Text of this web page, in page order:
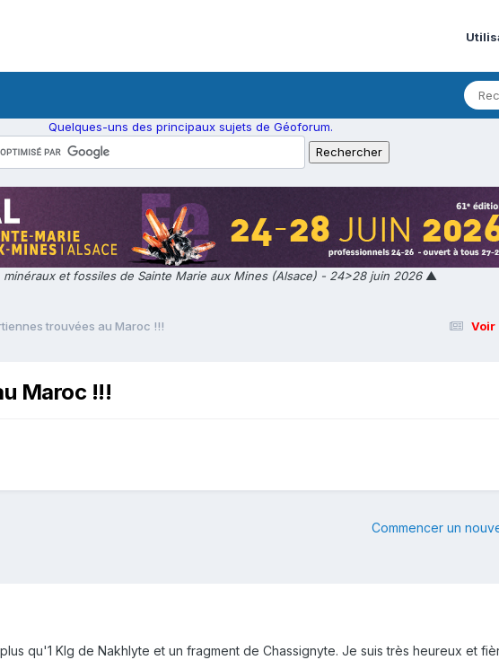
Quelques-uns des principaux sujets de Géoforum.
minéraux et fossiles de Sainte Marie aux Mines (Alsace) - 24>28 juin 2026▲
Voir
trouvées au Maroc !!!
Maroc !!!
Commencer un
qu'1 Klg de Nakhlyte et un fragment de Chassignyte. Je suis très heureux et